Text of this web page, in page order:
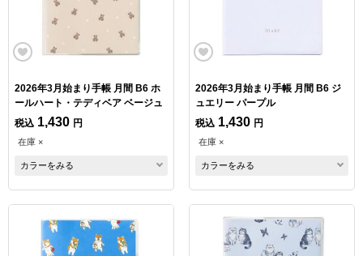
2026年3月始まり手帳 月間 B6 ホ
ールハート・テディベア ベージュ
税込 1,430 円
在庫 ×
カラーをみる
2026年3月始まり手帳 月間 B6 ジ
ュエリー パープル
税込 1,430 円
在庫 ×
カラーをみる